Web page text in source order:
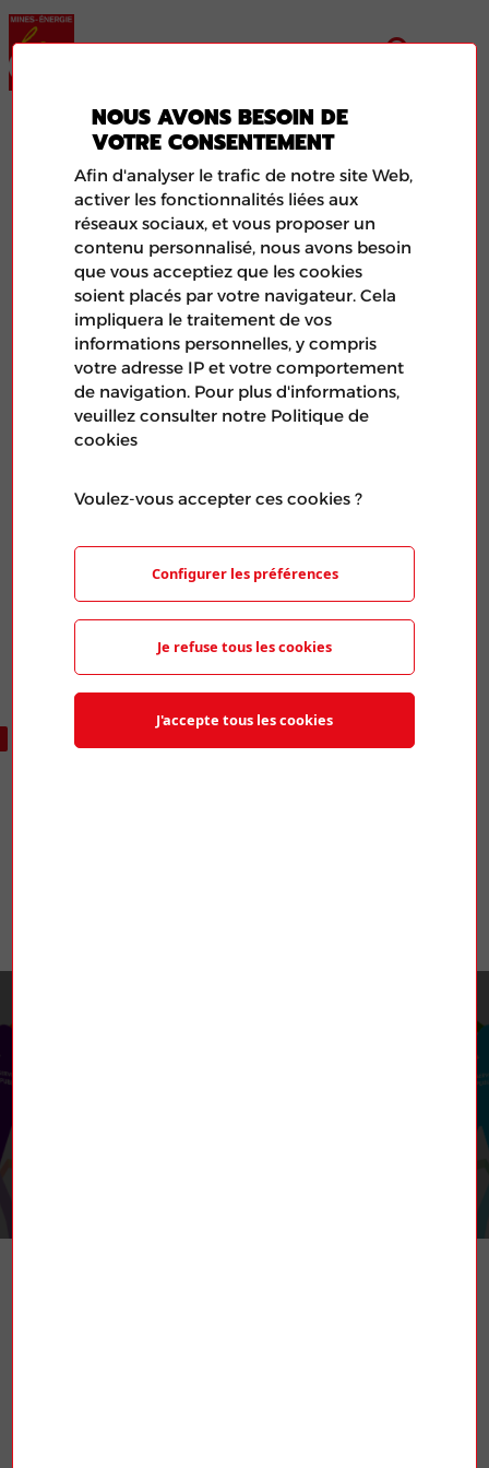
ENERGIE CORSE
Illustration de l'article aléatoire représentant le logo de
Publié le 19 Mar 2024
PARTAGER L'ARTICLE
ARTICLES SIMILAIRES
NOUS AVONS BESOIN DE
VOTRE CONSENTEMENT
Afin d'analyser le trafic de notre site Web,
activer les fonctionnalités liées aux
réseaux sociaux, et vous proposer un
contenu personnalisé, nous avons besoin
que vous acceptiez que les cookies
soient placés par votre navigateur. Cela
impliquera le traitement de vos
informations personnelles, y compris
votre adresse IP et votre comportement
de navigation. Pour plus d'informations,
veuillez consulter notre Politique de
cookies
Voulez-vous accepter ces cookies ?
Configurer les préférences
Je refuse tous les cookies
J'accepte tous les cookies